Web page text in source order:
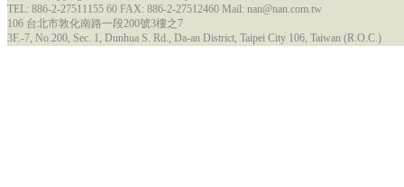
TEL: 886-2-27511155 60 FAX: 886-2-27512460 Mail: nan@nan.com.tw
106 台北市敦化南路一段200號3樓之7
3F.-7, No.200, Sec. 1, Dunhua S. Rd., Da-an District, Taipei City 106, Taiwan (R.O.C.)